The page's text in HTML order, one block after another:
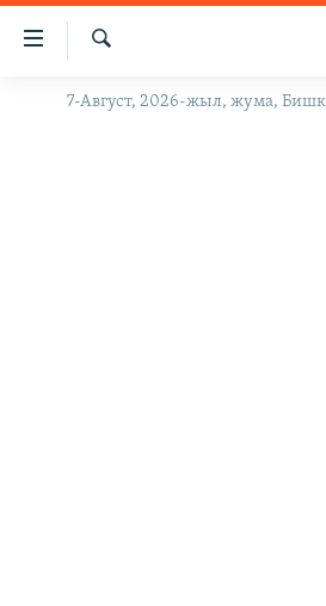
Линктер
Мазмунга
Навигацияга
ЖАҢЫЛЫКТАР
Издөө
7-Август, 2026-жыл, жума,